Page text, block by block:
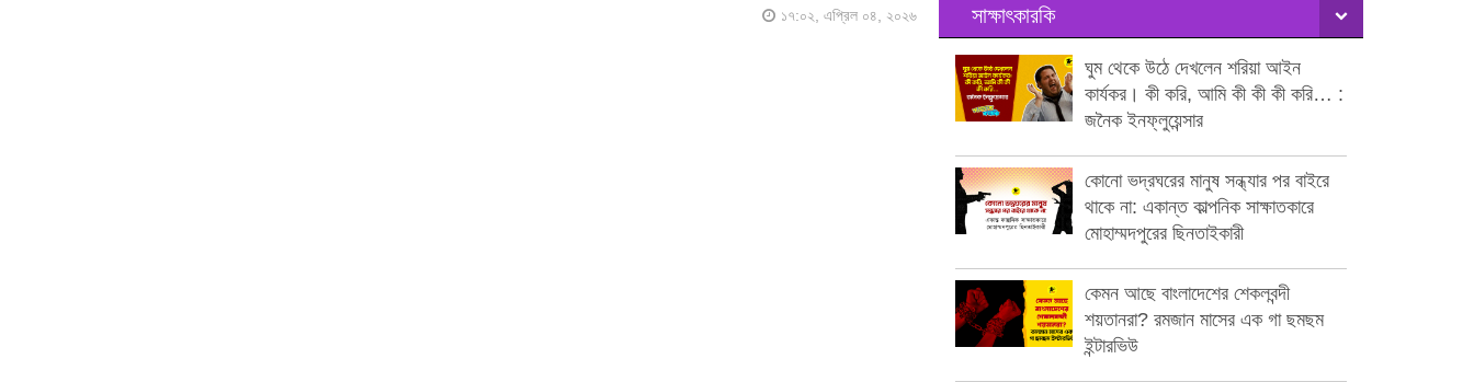
১৭:০২, এপ্রিল ০৪, ২০২৬ সাক্ষাৎকারকি
ঘুম থেকে উঠে দেখলেন শরিয়া আইন
কার্যকর। কী করি, আমি কী কী কী করি… :
জনৈক ইনফ্লুয়েন্সার
কোনো ভদ্রঘরের মানুষ সন্ধ্যার পর বাইরে
থাকে না: একান্ত কাল্পনিক সাক্ষাতকারে
মোহাম্মদপুরের ছিনতাইকারী
কেমন আছে বাংলাদেশের শেকলবন্দী
শয়তানরা? রমজান মাসের এক গা ছমছম
ইন্টারভিউ